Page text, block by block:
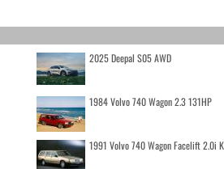
2025 Deepal S05 AWD
1984 Volvo 740 Wagon 2.3 131HP
1991 Volvo 740 Wagon Facelift 2.0i